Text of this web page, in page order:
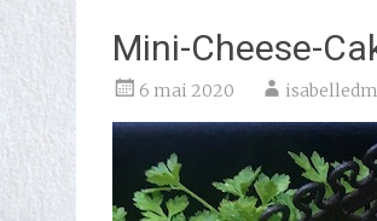
Mini-Cheese-
6 mai 2020